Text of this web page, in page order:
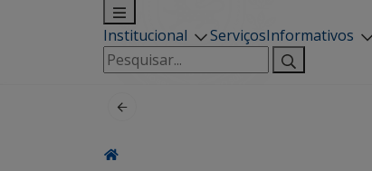
Institucional ServiçosInformativos
Pesquisar
por: